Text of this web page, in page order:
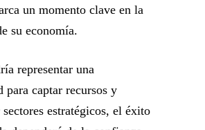
un momento clave en la
su economía.
representar una
para captar recursos y
estratégicos, el éxito